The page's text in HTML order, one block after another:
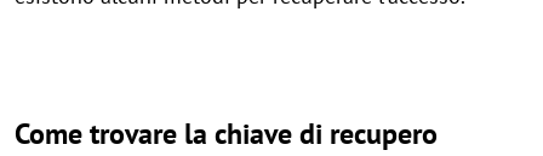
Come trovare la chiave di recupero